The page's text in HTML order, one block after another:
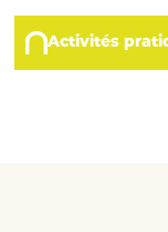
Activités